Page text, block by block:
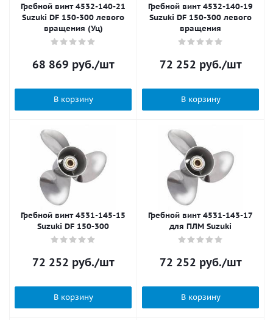
Гребной винт 4532-140-21
Suzuki DF 150-300 левого
вращения (Уц)
68 869 руб./шт
В корзину
Гребной винт 4532-140-19
Suzuki DF 150-300 левого
вращения
72 252 руб./шт
В корзину
Гребной винт 4531-145-15
Suzuki DF 150-300
72 252 руб./шт
В корзину
Гребной винт 4531-143-17
для ПЛМ Suzuki
72 252 руб./шт
В корзину